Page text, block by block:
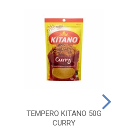
TEMPERO KITANO 50G
CURRY